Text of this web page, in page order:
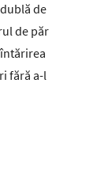
de
de păr
fără a-l